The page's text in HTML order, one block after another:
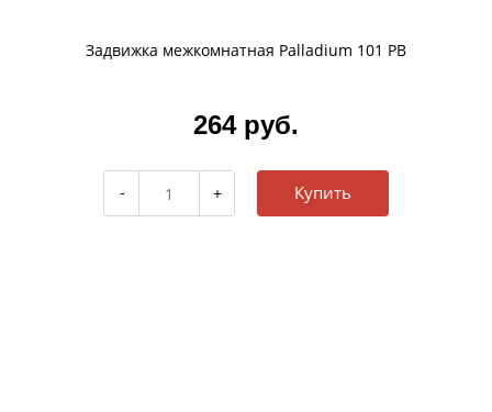
Задвижка межкомнатная Palladium 101 PB
264 руб.
Купить